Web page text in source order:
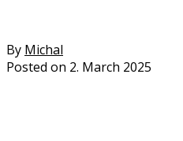
By Michal
Posted on 2. March 2025